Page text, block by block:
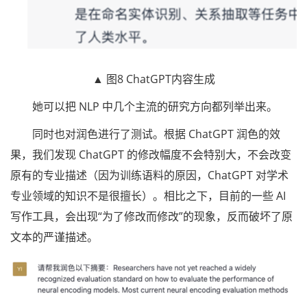
▲ 图8 ChatGPT内容生成
她可以把 NLP 中几个主流的研究方向都列举出来。
同时也对润色进行了测试。根据 ChatGPT 润色的效
果，我们发现 ChatGPT 的修改幅度不会特别大，不会改变
原有的专业描述（因为训练语料的原因，ChatGPT 对学术
专业领域的知识不是很擅长）。相比之下，目前的一些 AI
写作工具，会出现“为了修改而修改”的现象，反而破坏了原
文本的严谨描述。